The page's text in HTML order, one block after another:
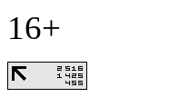
16+